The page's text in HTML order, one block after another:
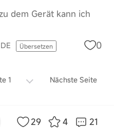
dem Gerät kann ich
DE Übersetzen 0
1 Nächste Seite
29 4 21